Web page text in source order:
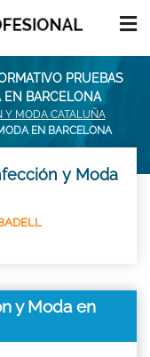
PRUEBAS
EN BARCELONA
Y MODA CATALUÑA
EN BARCELONA
y Moda
y Moda en